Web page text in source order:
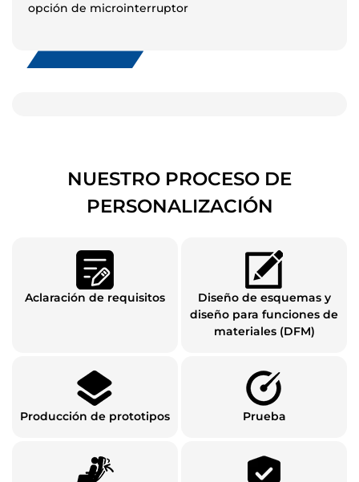
opción de microinterruptor
NUESTRO PROCESO DE
PERSONALIZACIÓN
Aclaración de requisitos
Diseño de esquemas y
diseño para funciones de
materiales (DFM)
Producción de prototipos Prueba